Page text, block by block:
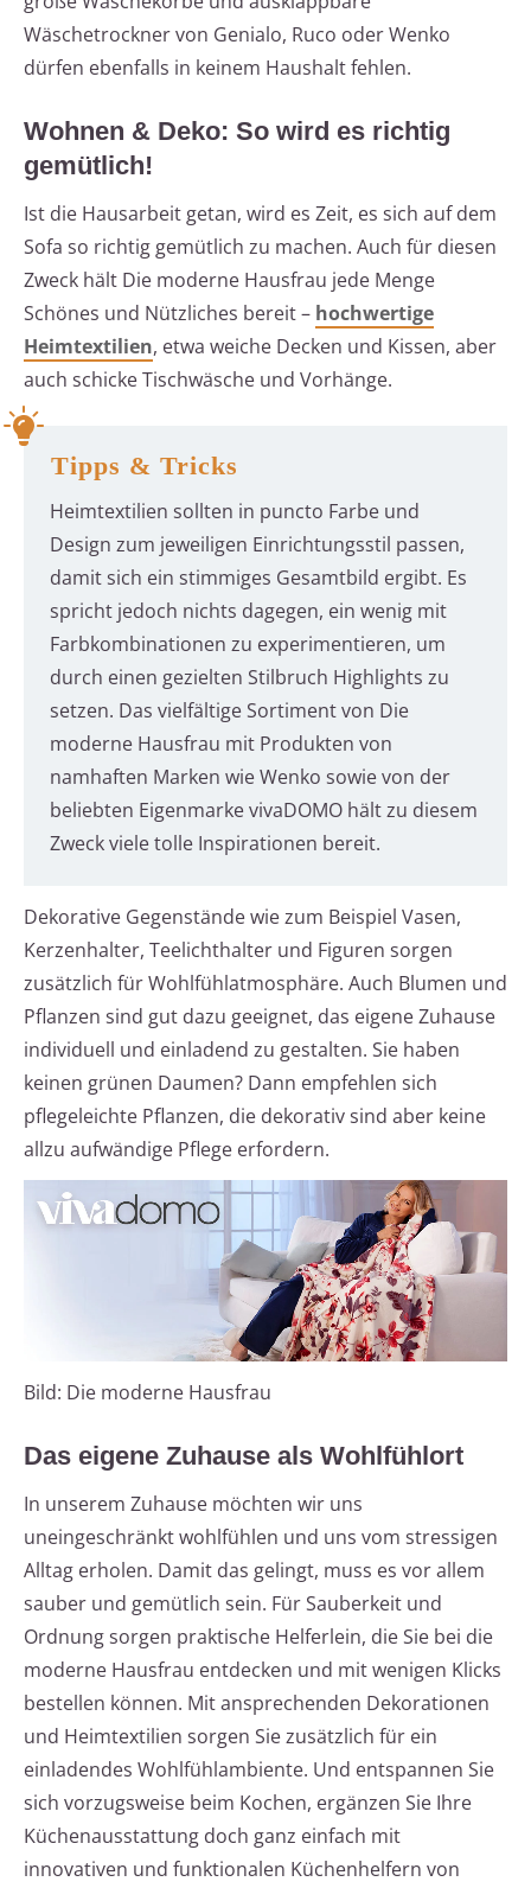
Wäschetrockner von Genialo, Ruco oder Wenko
dürfen ebenfalls in keinem Haushalt fehlen.
Wohnen & Deko: So wird es richtig
gemütlich!
Ist die Hausarbeit getan, wird es Zeit, es sich auf dem
Sofa so richtig gemütlich zu machen. Auch für diesen
Zweck hält Die moderne Hausfrau jede Menge
Schönes und Nützliches bereit – hochwertige
Heimtextilien, etwa weiche Decken und Kissen, aber
auch schicke Tischwäsche und Vorhänge.
Tipps & Tricks
Heimtextilien sollten in puncto Farbe und
Design zum jeweiligen Einrichtungsstil passen,
damit sich ein stimmiges Gesamtbild ergibt. Es
spricht jedoch nichts dagegen, ein wenig mit
Farbkombinationen zu experimentieren, um
durch einen gezielten Stilbruch Highlights zu
setzen. Das vielfältige Sortiment von Die
moderne Hausfrau mit Produkten von
namhaften Marken wie Wenko sowie von der
beliebten Eigenmarke vivaDOMO hält zu diesem
Zweck viele tolle Inspirationen bereit.
Dekorative Gegenstände wie zum Beispiel Vasen,
Kerzenhalter, Teelichthalter und Figuren sorgen
zusätzlich für Wohlfühlatmosphäre. Auch Blumen und
Pflanzen sind gut dazu geeignet, das eigene Zuhause
individuell und einladend zu gestalten. Sie haben
keinen grünen Daumen? Dann empfehlen sich
pflegeleichte Pflanzen, die dekorativ sind aber keine
allzu aufwändige Pflege erfordern.
Bild: Die moderne Hausfrau
Das eigene Zuhause als Wohlfühlort
In unserem Zuhause möchten wir uns
uneingeschränkt wohlfühlen und uns vom stressigen
Alltag erholen. Damit das gelingt, muss es vor allem
sauber und gemütlich sein. Für Sauberkeit und
Ordnung sorgen praktische Helferlein, die Sie bei die
moderne Hausfrau entdecken und mit wenigen Klicks
bestellen können. Mit ansprechenden Dekorationen
und Heimtextilien sorgen Sie zusätzlich für ein
einladendes Wohlfühlambiente. Und entspannen Sie
sich vorzugsweise beim Kochen, ergänzen Sie Ihre
Küchenausstattung doch ganz einfach mit
innovativen und funktionalen Küchenhelfern von